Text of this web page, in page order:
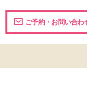
ご予約・お問い合わ